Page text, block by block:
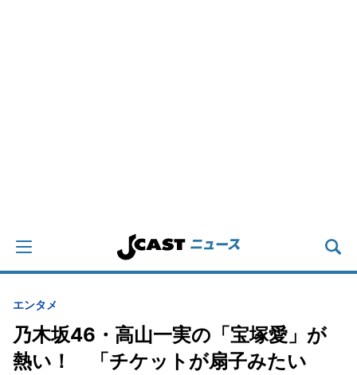
エンタメ
乃木坂46・高山一実の「宝塚愛」が
熱い！ 「チケットが扇子みたい